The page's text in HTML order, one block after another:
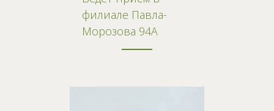
филиале Павла-
Морозова 94А